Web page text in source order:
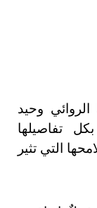
وحيد
تفاصيلها
التي تثير